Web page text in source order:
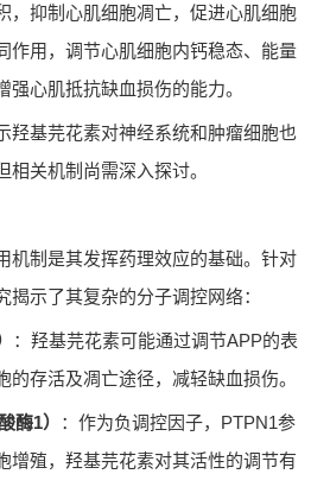
，抑制心肌细胞凋亡，促进心肌细胞
作用，调节心肌细胞内钙稳态、能量
心肌抵抗缺血损伤的能力。
羟基芫花素对神经系统和肿瘤细胞也
关机制尚需深入探讨。
机制是其发挥药理效应的基础。针对
示了其复杂的分子调控网络：
：羟基芫花素可能通过调节APP的表
的存活及凋亡途径，减轻缺血损伤。
酶1）
：作为负调控因子，PTPN1参
增殖，羟基芫花素对其活性的调节有